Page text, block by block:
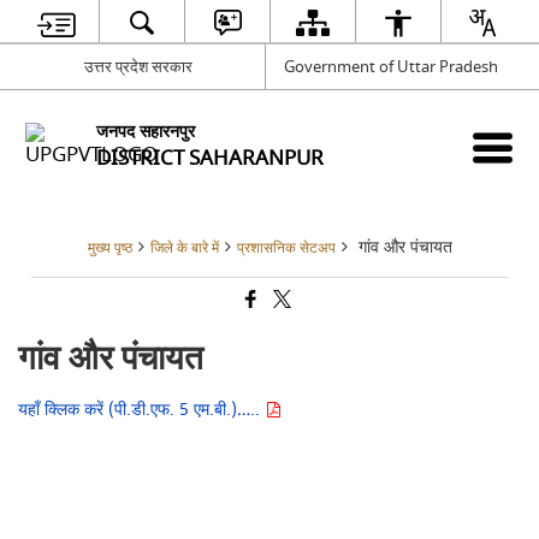
उत्तर प्रदेश सरकार Government of Uttar Pradesh
जनपद सहारनपुर
DISTRICT SAHARANPUR
मुख्य पृष्ठ जिले के बारे में प्रशासनिक सेटअप गांव और पंचायत
गांव और पंचायत
यहाँ क्लिक करें (पी.डी.एफ. 5 एम.बी.)…..